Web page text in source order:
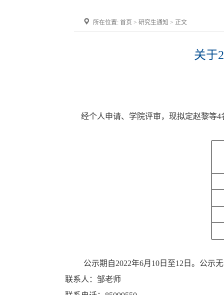
所在位置: 首页 > 研究生通知 > 正文
关于
经个人申请、学院评审，现拟定赵黎等
公示期自2022年6月10日至12日。 公示
联系人：邹老师